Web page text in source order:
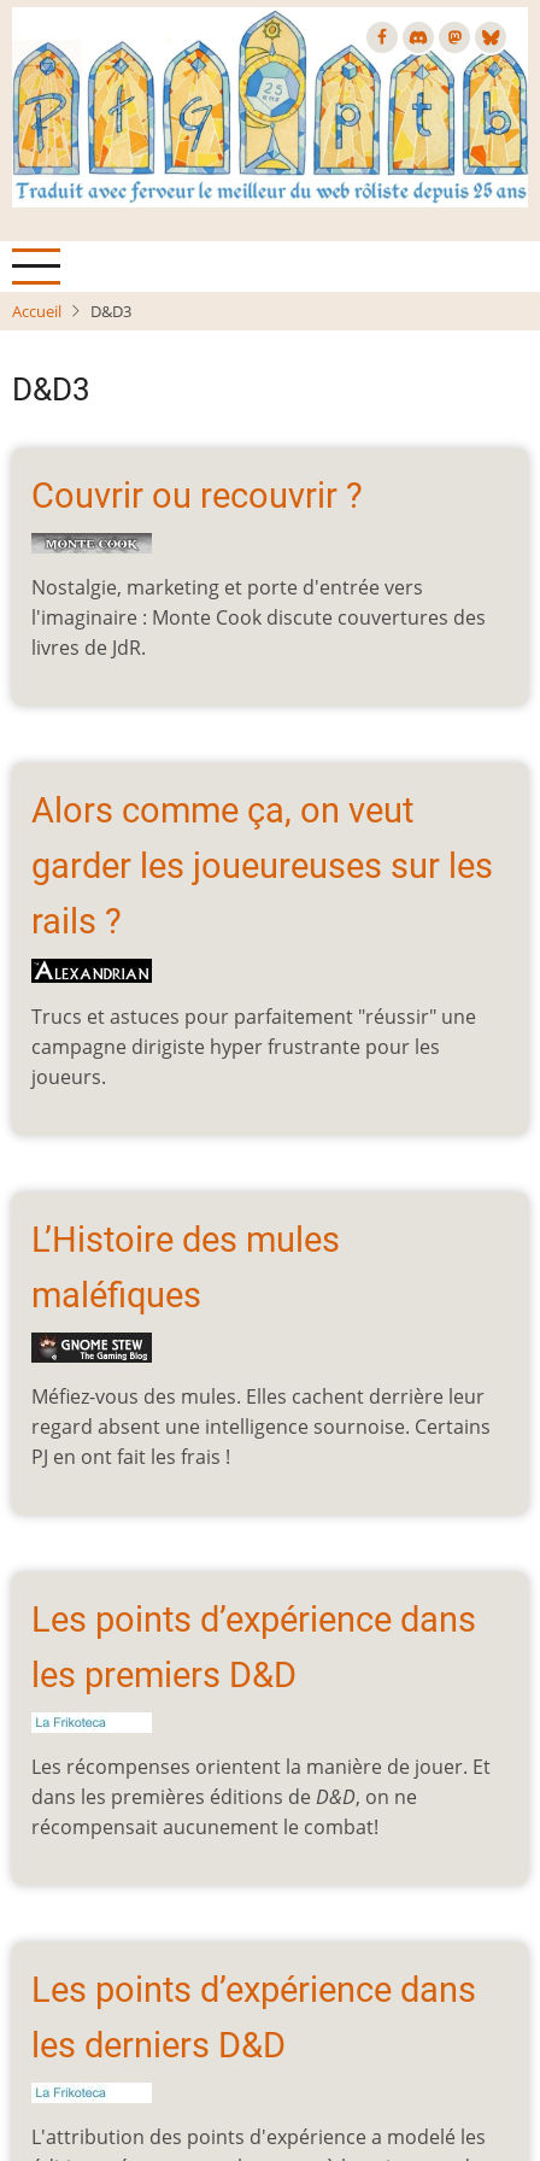
Aller
contenu
principal
Accueil D&D3
D&D3
Couvrir ou recouvrir ?
Nostalgie, marketing et porte d'entrée vers
l'imaginaire : Monte Cook discute couvertures des
livres de JdR.
Alors comme ça, on veut
garder les joueureuses sur les
rails ?
Trucs et astuces pour parfaitement "réussir" une
campagne dirigiste hyper frustrante pour les
joueurs.
L’Histoire des mules
maléfiques
Méfiez-vous des mules. Elles cachent derrière leur
regard absent une intelligence sournoise. Certains
PJ en ont fait les frais !
Les points d’expérience dans
les premiers D&D
Les récompenses orientent la manière de jouer. Et
dans les premières éditions de D&D, on ne
récompensait aucunement le combat!
Les points d’expérience dans
les derniers D&D
L'attribution des points d'expérience a modelé les